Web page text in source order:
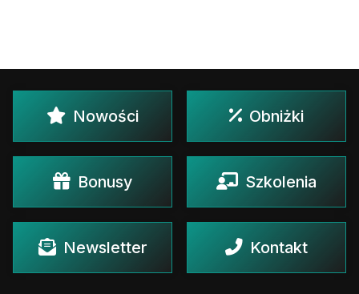
Nowości Obniżki
Bonusy Szkolenia
Newsletter Kontakt